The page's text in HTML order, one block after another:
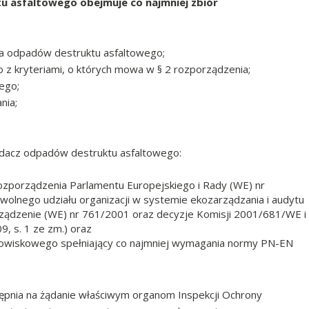
odpadów destruktu asfaltowego;
kryteriami, o których mowa w § 2 rozporządzenia;
odpadów destruktu asfaltowego:
Parlamentu Europejskiego i Rady (WE) nr
udziału organizacji w systemie ekozarządzania i audytu
(WE) nr 761/2001 oraz decyzje Komisji 2001/681/WE i
s. 1 ze zm.) oraz
spełniający co najmniej wymagania normy PN-EN
na żądanie właściwym organom Inspekcji Ochrony